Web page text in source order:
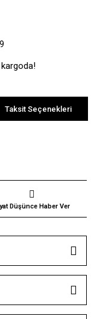
Taksit Seçenekleri
Düşünce Haber Ver